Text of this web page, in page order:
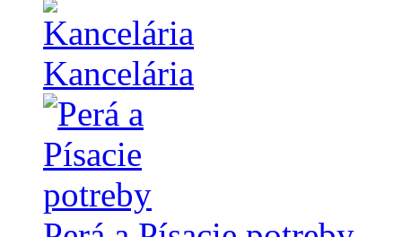
Kancelária